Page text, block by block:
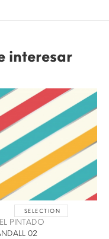
interesar
SELECTION
PINTADO
02